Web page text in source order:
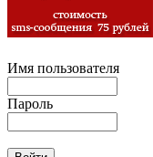
Имя пользователя
Пароль